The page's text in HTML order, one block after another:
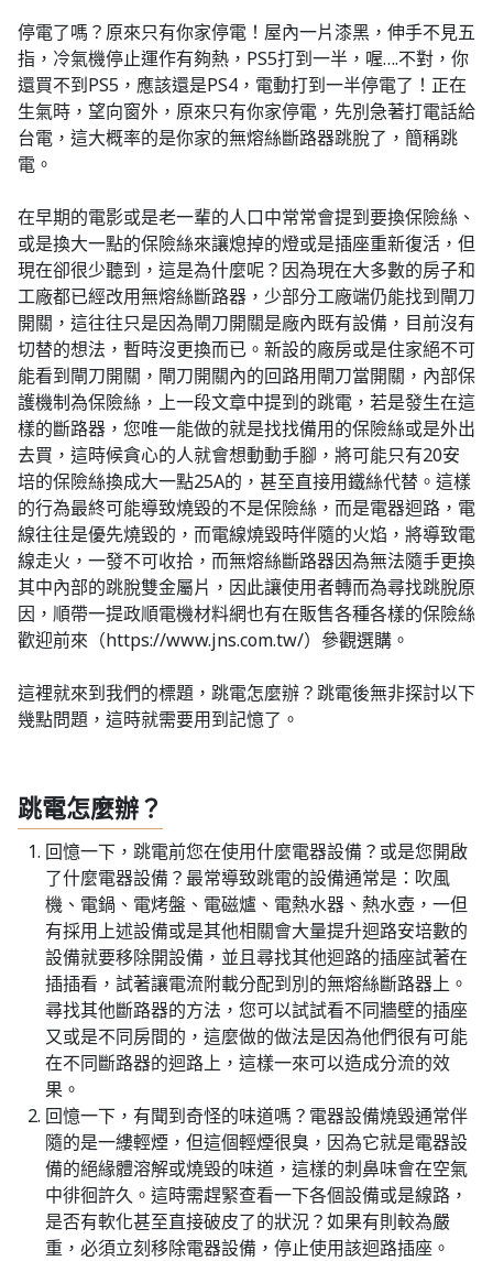
停電了嗎？原來只有你家停電！屋內一片漆黑，伸手不見五
指，冷氣機停止運作有夠熱，PS5打到一半，喔….不對，你
還買不到PS5，應該還是PS4，電動打到一半停電了！正在
生氣時，望向窗外，原來只有你家停電，先別急著打電話給
台電，這大概率的是你家的無熔絲斷路器跳脫了，簡稱跳
電。
在早期的電影或是老一輩的人口中常常會提到要換保險絲、
或是換大一點的保險絲來讓熄掉的燈或是插座重新復活，但
現在卻很少聽到，這是為什麼呢？因為現在大多數的房子和
工廠都已經改用無熔絲斷路器，少部分工廠端仍能找到閘刀
開關，這往往只是因為閘刀開關是廠內既有設備，目前沒有
切替的想法，暫時沒更換而已。新設的廠房或是住家絕不可
能看到閘刀開關，閘刀開關內的回路用閘刀當開關，內部保
護機制為保險絲，上一段文章中提到的跳電，若是發生在這
樣的斷路器，您唯一能做的就是找找備用的保險絲或是外出
去買，這時候貪心的人就會想動動手腳，將可能只有20安
培的保險絲換成大一點25A的，甚至直接用鐵絲代替。這樣
的行為最終可能導致燒毀的不是保險絲，而是電器迴路，電
線往往是優先燒毀的，而電線燒毀時伴隨的火焰，將導致電
線走火，一發不可收拾，而無熔絲斷路器因為無法隨手更換
其中內部的跳脫雙金屬片，因此讓使用者轉而為尋找跳脫原
因，順帶一提政順電機材料網也有在販售各種各樣的保險絲
歡迎前來（https://www.jns.com.tw/）參觀選購。
這裡就來到我們的標題，跳電怎麼辦？跳電後無非探討以下
幾點問題，這時就需要用到記憶了。
跳電怎麼辦？
回憶一下，跳電前您在使用什麼電器設備？或是您開啟
了什麼電器設備？最常導致跳電的設備通常是：吹風
機、電鍋、電烤盤、電磁爐、電熱水器、熱水壺，一但
有採用上述設備或是其他相關會大量提升迴路安培數的
設備就要移除開設備，並且尋找其他迴路的插座試著在
插插看，試著讓電流附載分配到別的無熔絲斷路器上。
尋找其他斷路器的方法，您可以試試看不同牆壁的插座
又或是不同房間的，這麼做的做法是因為他們很有可能
在不同斷路器的迴路上，這樣一來可以造成分流的效
果。
回憶一下，有聞到奇怪的味道嗎？電器設備燒毀通常伴
隨的是一縷輕煙，但這個輕煙很臭，因為它就是電器設
備的絕緣體溶解或燒毀的味道，這樣的刺鼻味會在空氣
中徘徊許久。這時需趕緊查看一下各個設備或是線路，
是否有軟化甚至直接破皮了的狀況？如果有則較為嚴
重，必須立刻移除電器設備，停止使用該迴路插座。